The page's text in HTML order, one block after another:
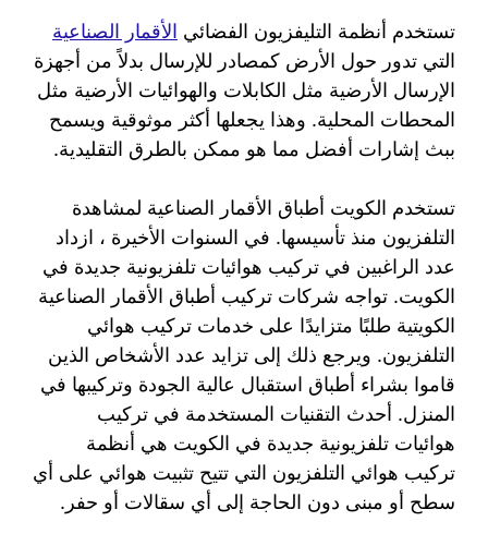
تستخدم أنظمة التليفزيون الفضائي الأقمار الصناعية
التي تدور حول الأرض كمصادر للإرسال بدلاً من أجهزة
الإرسال الأرضية مثل الكابلات والهوائيات الأرضية مثل
المحطات المحلية. وهذا يجعلها أكثر موثوقية ويسمح
ببث إشارات أفضل مما هو ممكن بالطرق التقليدية.
تستخدم الكويت أطباق الأقمار الصناعية لمشاهدة
التلفزيون منذ تأسيسها. في السنوات الأخيرة ، ازداد
عدد الراغبين في تركيب هوائيات تلفزيونية جديدة في
الكويت. تواجه شركات تركيب أطباق الأقمار الصناعية
الكويتية طلبًا متزايدًا على خدمات تركيب هوائي
التلفزيون. ويرجع ذلك إلى تزايد عدد الأشخاص الذين
قاموا بشراء أطباق استقبال عالية الجودة وتركيبها في
المنزل. أحدث التقنيات المستخدمة في تركيب
هوائيات تلفزيونية جديدة في الكويت هي أنظمة
تركيب هوائي التلفزيون التي تتيح تثبيت هوائي على أي
سطح أو مبنى دون الحاجة إلى أي سقالات أو حفر.